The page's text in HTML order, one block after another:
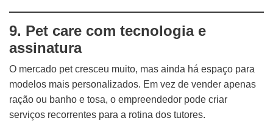
9. Pet care com tecnologia e
assinatura
O mercado pet cresceu muito, mas ainda há espaço para
modelos mais personalizados. Em vez de vender apenas
ração ou banho e tosa, o empreendedor pode criar
serviços recorrentes para a rotina dos tutores.